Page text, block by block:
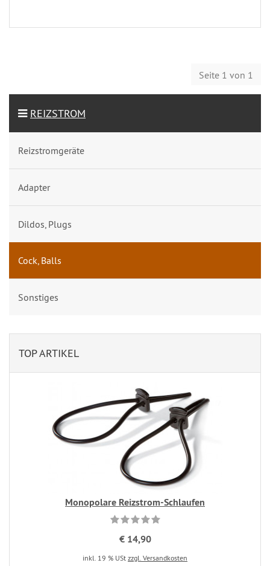
Seite 1 von 1
REIZSTROM
Reizstromgeräte
Adapter
Dildos, Plugs
Cock, Balls
Sonstiges
TOP ARTIKEL
Monopolare Reizstrom-Schlaufen
€ 14,90
inkl. 19 % USt zzgl. Versandkosten